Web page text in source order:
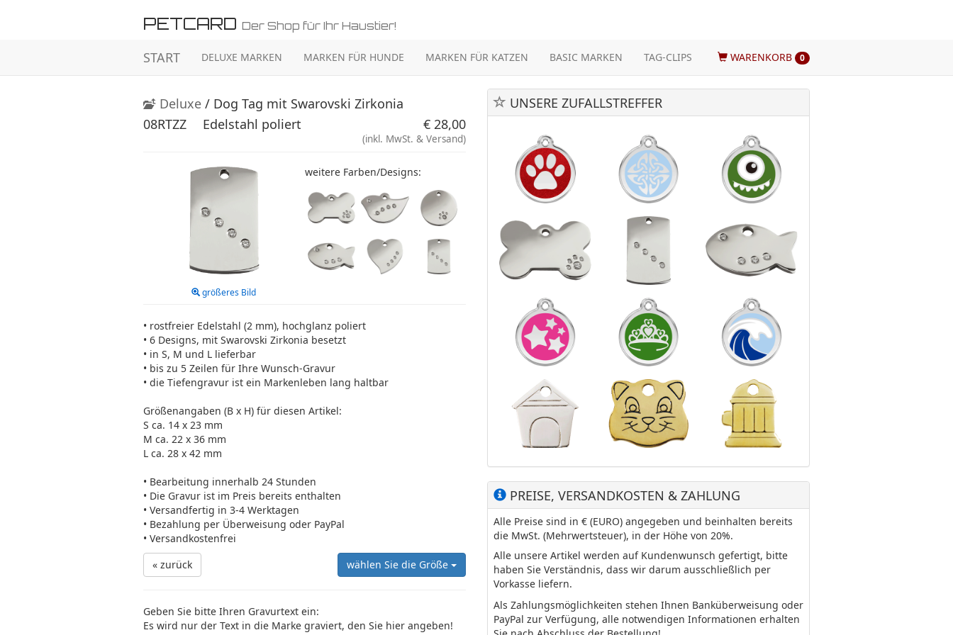
PETCARD Der Shop für Ihr Haustier!
START DELUXE MARKEN MARKEN FÜR HUNDE MARKEN FÜR KATZEN BASIC MARKEN TAG-CLIPS WARENKORB 0
Deluxe / Dog Tag mit Swarovski Zirkonia
08RTZZ
Edelstahl poliert € 28,00
(inkl. MwSt. & Versand)
größeres Bild
weitere Farben/Designs:
• rostfreier Edelstahl (2 mm), hochglanz poliert
• 6 Designs, mit Swarovski Zirkonia besetzt
• in S, M und L lieferbar
• bis zu 5 Zeilen für Ihre Wunsch-Gravur
• die Tiefengravur ist ein Markenleben lang haltbar
Größenangaben (B x H) für diesen Artikel:
S ca. 14 x 23 mm
M ca. 22 x 36 mm
L ca. 28 x 42 mm
• Bearbeitung innerhalb 24 Stunden
• Die Gravur ist im Preis bereits enthalten
• Versandfertig in 3-4 Werktagen
• Bezahlung per Überweisung oder PayPal
• Versandkostenfrei
« zurück
wählen Sie die Größe
Geben Sie bitte Ihren Gravurtext ein:
Es wird nur der Text in die Marke graviert, den Sie hier angeben!
UNSERE ZUFALLSTREFFER
PREISE, VERSANDKOSTEN & ZAHLUNG
Alle Preise sind in € (EURO) angegeben und beinhalten bereits
die MwSt. (Mehrwertsteuer), in der Höhe von 20%.
Alle unsere Artikel werden auf Kundenwunsch gefertigt, bitte
haben Sie Verständnis, dass wir darum ausschließlich per
Vorkasse liefern.
Als Zahlungsmöglichkeiten stehen Ihnen Banküberweisung oder
PayPal zur Verfügung, alle notwendigen Informationen erhalten